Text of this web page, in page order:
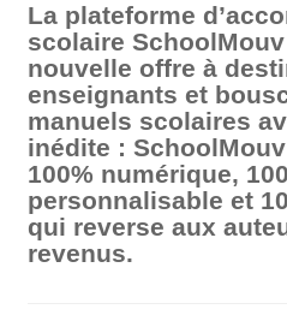
La plateforme
scolaire
nouvelle offre à
enseignants et
manuels scolaires
inédite :
100% numérique,
personnalisable et
qui reverse aux
revenus.